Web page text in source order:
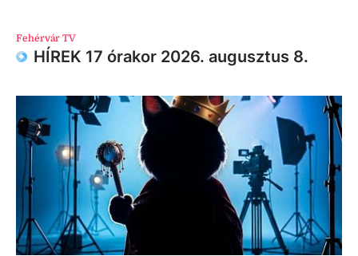
Fehérvár TV
HÍREK 17 órakor 2026. augusztus 8.